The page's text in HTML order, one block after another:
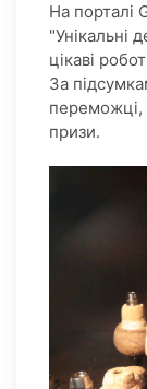
На порталі
"Унікальні
цікаві
За
переможці,
призи.